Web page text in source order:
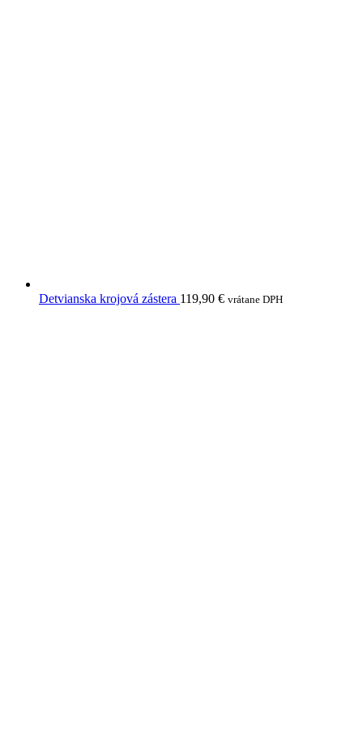
Detvianska krojová zástera 119,90 € vrátane DPH